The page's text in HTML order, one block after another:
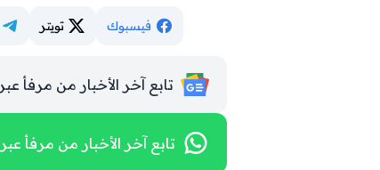
فيسبوك تويتر
تابع آخر الأخبار من مرفأ عبر Google News
تابع آخر الأخبار من مرفأ عبر WhatsApp